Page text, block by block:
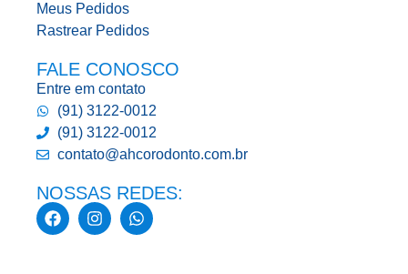
Meus Pedidos
Rastrear Pedidos
FALE CONOSCO
Entre em contato
(91) 3122-0012
(91) 3122-0012
contato@ahcorodonto.com.br
NOSSAS REDES: